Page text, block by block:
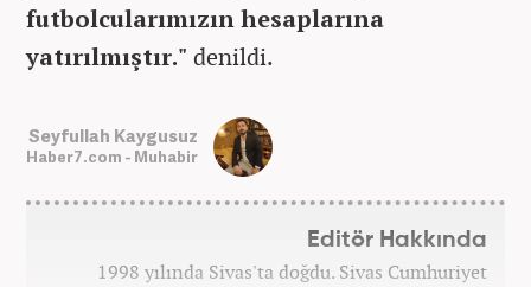
futbolcularımızın hesaplarına
yatırılmıştır." denildi.
Seyfullah Kaygusuz
Haber7.com - Muhabir
Editör Hakkında
1998 yılında Sivas'ta doğdu. Sivas Cumhuriyet